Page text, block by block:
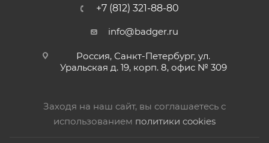
+7 (812) 321-88-80
info@badger.ru
Россия, Санкт-Петербург, ул.
Уральская д. 19, корп. 8, офис № 309
Заходя на наш сайт, вы соглашаетесь с
использованием политики cookies